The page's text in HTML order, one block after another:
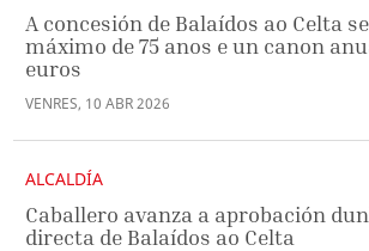
A concesión de Balaídos ao Celta
máximo de 75 anos e un canon
euros
VENRES, 10 ABR2026
ALCALDÍA
Caballero avanza a aprobación
directa de Balaídos ao Celta